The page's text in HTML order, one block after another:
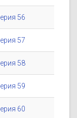
56
57
58
59
60